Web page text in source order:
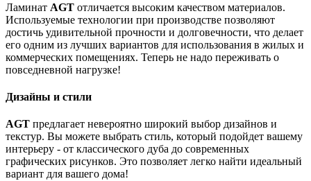
Ламинат AGT отличается высоким качеством материалов.
Используемые технологии при производстве позволяют
достичь удивительной прочности и долговечности, что делает
его одним из лучших вариантов для использования в жилых и
коммерческих помещениях. Теперь не надо переживать о
повседневной нагрузке!
Дизайны и стили
AGT предлагает невероятно широкий выбор дизайнов и
текстур. Вы можете выбрать стиль, который подойдет вашему
интерьеру - от классического дуба до современных
графических рисунков. Это позволяет легко найти идеальный
вариант для вашего дома!